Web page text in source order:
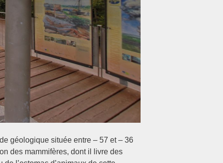
géologique située entre – 57 et – 36
des mammifères, dont il livre des